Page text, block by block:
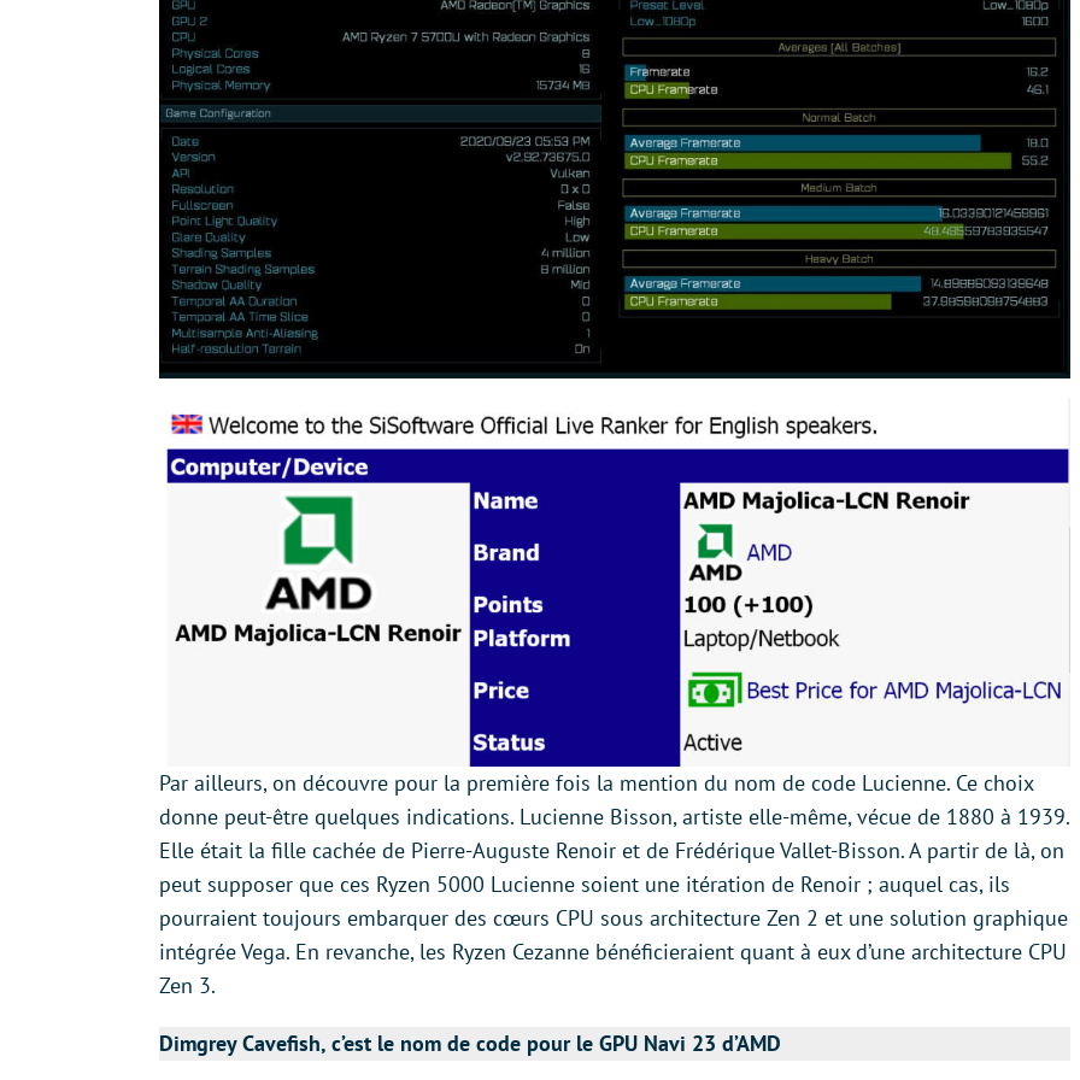
Par ailleurs, on découvre pour la première fois la mention du nom de code Lucienne. Ce choix
donne peut-être quelques indications. Lucienne Bisson, artiste elle-même, vécue de 1880 à 1939.
Elle était la fille cachée de Pierre-Auguste Renoir et de Frédérique Vallet-Bisson. A partir de là, on
peut supposer que ces Ryzen 5000 Lucienne soient une itération de Renoir ; auquel cas, ils
pourraient toujours embarquer des cœurs CPU sous architecture Zen 2 et une solution graphique
intégrée Vega. En revanche, les Ryzen Cezanne bénéficieraient quant à eux d’une architecture CPU
Zen 3.
Dimgrey Cavefish, c’est le nom de code pour le GPU Navi 23 d’AMD